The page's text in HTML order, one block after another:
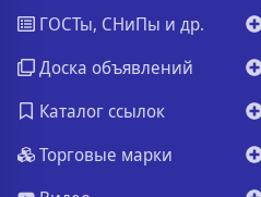
ГОСТы, СНиПы и др.
Доска объявлений
Каталог ссылок
Торговые марки